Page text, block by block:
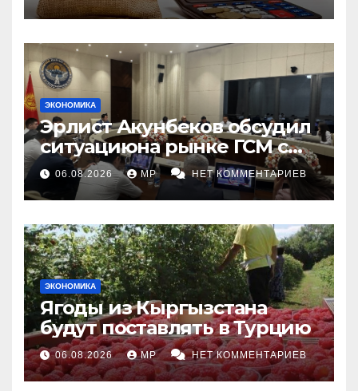
ЭКОНОМИКА
Эрлист Акунбеков обсудил
ситуациюна рынке ГСМ с
топливными компаниями
06.08.2026 MP НЕТ КОММЕНТАРИЕВ
ЭКОНОМИКА
Ягоды из Кыргызстана
будут поставлять в Турцию
06.08.2026 MP НЕТ КОММЕНТАРИЕВ